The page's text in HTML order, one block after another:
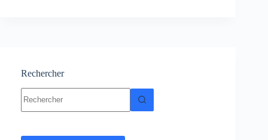
Rechercher
résultat